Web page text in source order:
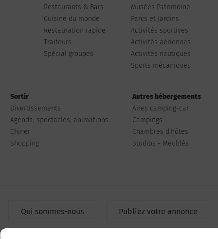
Restaurants & Bars
Cuisine du monde
Restauration rapide
Traiteurs
Spécial groupes
Musées Patrimoine
Parcs et Jardins
Activités sportives
Activités aériennes
Activités nautiques
Sports mécaniques
Sortir
Divertissements
Agenda, spectacles, animations...
Chiner
Shopping
Autres hébergements
Aires camping-car
Campings
Chambres d'hôtes
Studios - Meublés
Qui sommes-nous Publiez votre annonce